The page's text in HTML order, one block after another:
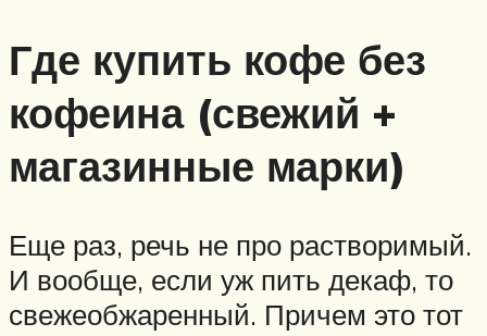
Где купить кофе без
кофеина (свежий +
магазинные марки)
Еще раз, речь не про растворимый.
И вообще, если уж пить декаф, то
свежеобжаренный. Причем это тот